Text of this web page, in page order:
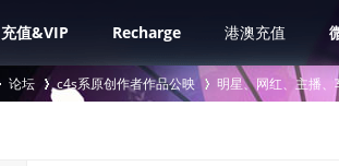
充值&VIP Recharge 港澳充值
论坛 c4s系原创作者作品公映 明星、网红、主播